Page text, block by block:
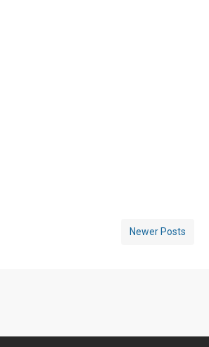
Newer Posts